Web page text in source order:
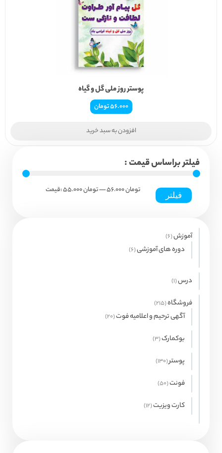
پوستر روز ملی گل و گیاه
56.000تومان
افزودن به سبد خرید
فیلتر براساس قیمت :
حداقل
حداکثر
فیلتر
قیمت: 55.000 تومان— 56.000 تومان
آموزش 6
6
محصول
دوره های آموزشی 6
6
درس 1
1
فروشگاه 215
215
محصول
آگهی ترحیم و اعلامیه فوت 20
20
بوکمارک 3
3
پوستر 130
130
فونت 50
50
کارت ویزیت 12
12